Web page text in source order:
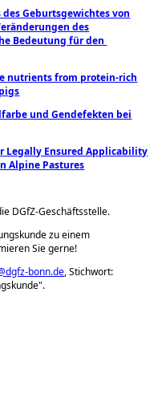
Geburtsgewichtes von
des
Bedeutung für den
nutrients from protein-rich
und Gendefekten bei
Legally Ensured ​Applicability
Alpine Pastures
DGfZ-Geschäftsstelle.
zu einem
Sie gerne!
bonn.de, Stichwort:
.